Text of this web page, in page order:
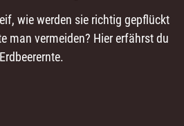
wie werden sie richtig gepflückt
man vermeiden? Hier erfährst du